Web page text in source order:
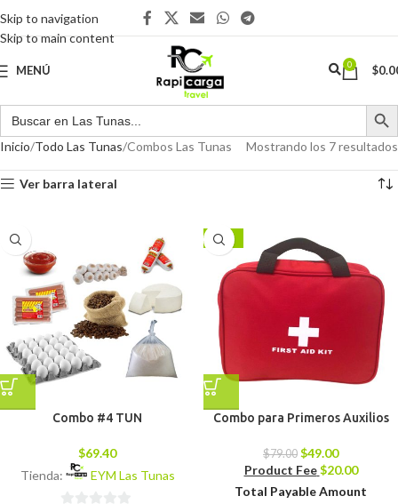
Skip to navigation
Skip to main content
MENÚ 0 $
Inicio Todo Las Tunas Combos Las Tunas Mostrando los 7 resultados
Ver barra lateral
Combo #4 TUN
$69.40
Tienda:
EYM Las Tunas
-38%
Combo para Primeros Auxilios
$79.00 $49.00
Product Fee $20.00
Total Payable Amount